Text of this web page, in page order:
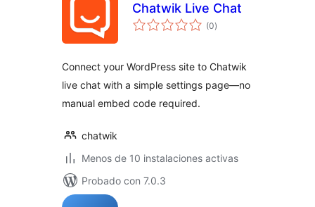
Chatwik Live Chat
(0total
de
)
Connect your WordPress site to Chatwik
live chat with a simple settings page—no
manual embed code required.
chatwik
Menos de 10 instalaciones activas
Probado con 7.0.3